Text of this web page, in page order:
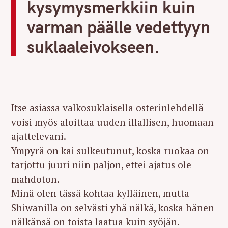
kysymysmerkkiin kuin
varman päälle vedettyyn
suklaaleivokseen.
Itse asiassa valkosuklaisella osterinlehdellä
voisi myös aloittaa uuden illallisen, huomaan
ajattelevani.
Ympyrä on kai sulkeutunut, koska ruokaa on
tarjottu juuri niin paljon, ettei ajatus ole
mahdoton.
Minä olen tässä kohtaa kylläinen, mutta
Shiwanilla on selvästi yhä nälkä, koska hänen
nälkänsä on toista laatua kuin syöjän.